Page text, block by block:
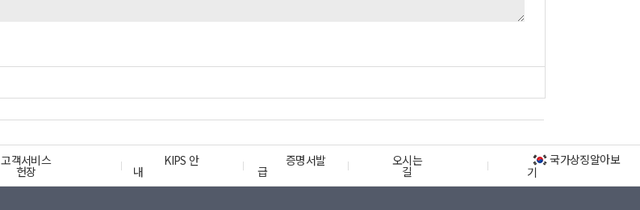
고객서비스
헌장
KIPS 안
내
증명서발
급
오시는
길
국가상징알아보
기